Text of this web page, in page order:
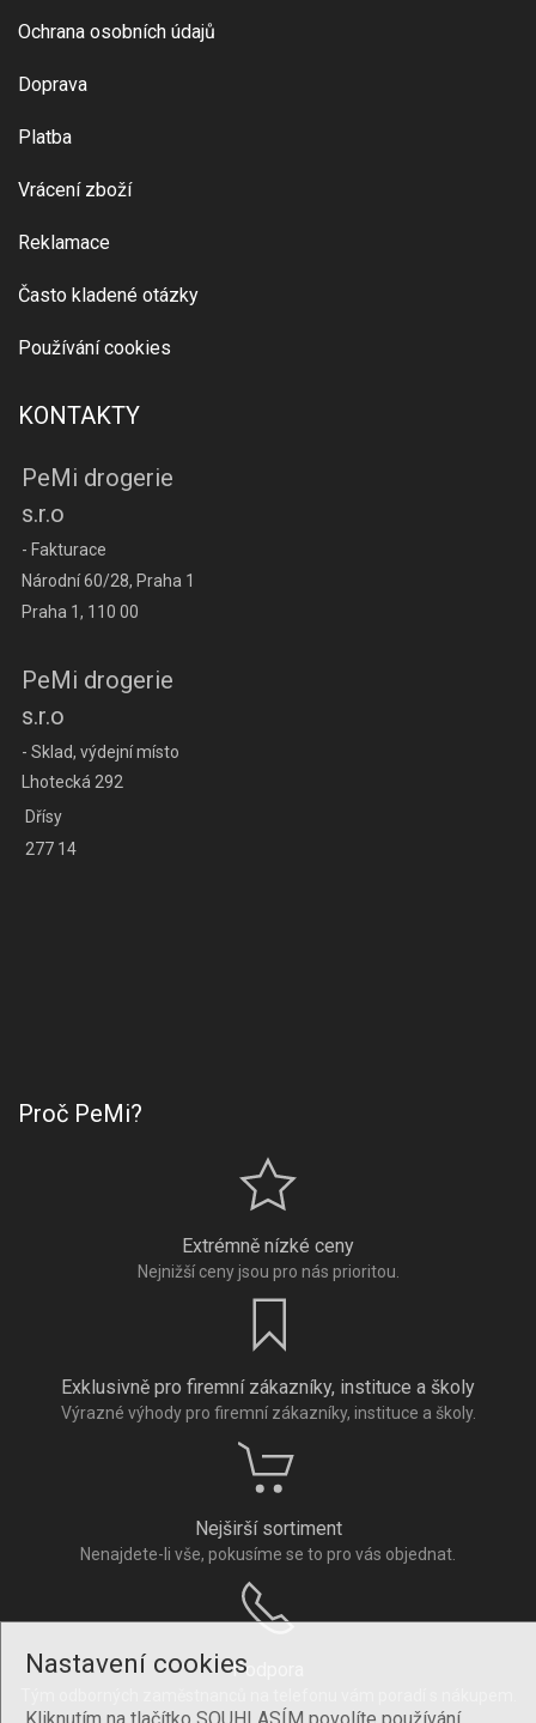
Nastavení cookies
Ochrana osobních údajů
Doprava
Platba
Vrácení zboží
Reklamace
Často kladené otázky
Používání cookies
KONTAKTY
PeMi drogerie
s.r.o
- Fakturace
Národní 60/28, Praha 1
Praha 1, 110 00
PeMi drogerie
s.r.o
- Sklad, výdejní místo
Lhotecká 292
Dřísy
277 14
Proč PeMi?
Extrémně nízké ceny
Nejnižší ceny jsou pro nás prioritou.
Exklusivně pro firemní zákazníky, instituce a školy
Výrazné výhody pro firemní zákazníky, instituce a školy.
Nejširší sortiment
Nenajdete-li vše, pokusíme se to pro vás objednat.
Podpora